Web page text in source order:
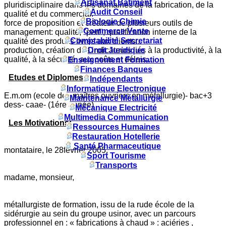
pluridisciplinaire dans les domaines de la fabrication, de la
qualité et du commercial.
force de proposition et créateur de plusieurs outils de
management: qualité, "perf", qualification interne de la
qualité des produits livrés aux clients...
production, création des indicateurs liés à la productivité, à la
qualité, à la sécurité, aux coûts et délais...
Etudes et Diplomes:
E.m.om (ecole des maîtres ouvriers en métallurgie)- bac+3
dess- caae- (1ére année)
Les Motivations:
montataire, le 28février 2005.
madame, monsieur,
métallurgiste de formation, issu de la rude école de la
sidérurgie au sein du groupe usinor, avec un parcours
professionnel en : « fabrications à chaud » : aciéries ,
Artisanat Batiment
Audit Conseil
Biologie Chimie
Commerce Vente
Comptabilité Secretariat
Droit Juridique
Enseignement Formation
Finances Banques
Indépendants
Informatique Electronique
Maintenance Métallurgie
Mécanique Electricité
Multimedia Communication
Ressources Humaines
Restauration Hotellerie
Santé Pharmaceutique
Sport Tourisme
Transports